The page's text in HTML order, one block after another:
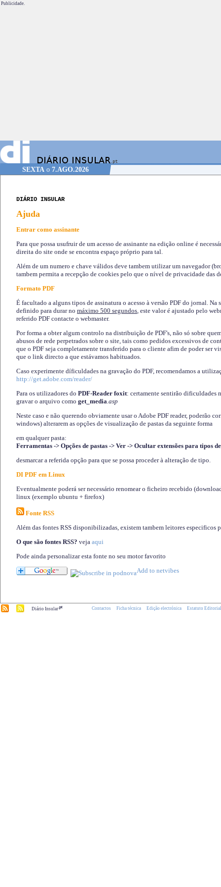
Publicidade.
SEXTA o 7.AGO.2026
DIÁRIO INSULAR
Ajuda
Entrar como assinante
Para que possa usufruir de um acesso de assinante na edição online é
direita do site onde se encontra espaço próprio para tal.
Além de um numero e chave válidos deve tambem utilizar um navegador
tambem permita a recepção de cookies pelo que o nível de privacidade das
Formato PDF
É facultado a alguns tipos de assinatura o acesso à versão PDF do jornal. Na
definido para durar no máximo 500 segundos, este valor é ajustado pelo
referido PDF contacte o webmaster.
Por forma a obter algum controlo na distribuição de PDF's, não só sobre
abusos de rede perpetrados sobre o site, tais como pedidos excessivos de
que o PDF seja completamente transferido para o cliente afim de poder ser
que o link directo a que estávamos habituados.
Caso experimente díficuldades na gravação do PDF, recomendamos a
http://get.adobe.com/reader/
Para os utilizadores do PDF-Reader foxit: certamente sentirão dificuldades
gravar o arquivo como get_media.asp
Neste caso e não querendo obviamente usar o Adobe PDF reader, poderão
windows) alterarem as opções de visualização de pastas da seguinte forma
em qualquer pasta:
Ferramentas -> Opções de pastas -> Ver -> Ocultar extensões para tipos
desmarcar a referida opção para que se possa proceder à alteração de tipo.
DI PDF em Linux
Eventualmente poderá ser necessário renomear o ficheiro recebido
linux (exemplo ubuntu + firefox)
Fonte RSS
Além das fontes RSS disponibilizadas, existem tambem leitores especificos
O que são fontes RSS? veja aqui
Pode ainda personalizar esta fonte no seu motor favorito
Diário Insular.pt Contactos Ficha técnica Edição electrónica Estatuto Editorial